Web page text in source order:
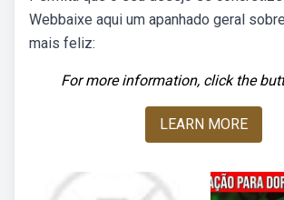
Webbaixe aqui um apanhado geral
mais feliz:
For more information, click the
LEARN MORE